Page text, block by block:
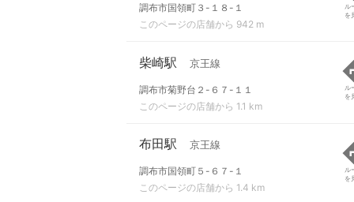
調布市国領町３-１８-１
このページの店舗から 942 m
ル
を
柴崎駅 京王線
調布市菊野台２-６７-１１
このページの店舗から 1.1 km
ル
を
布田駅 京王線
調布市国領町５-６７-１
このページの店舗から 1.4 km
ル
を